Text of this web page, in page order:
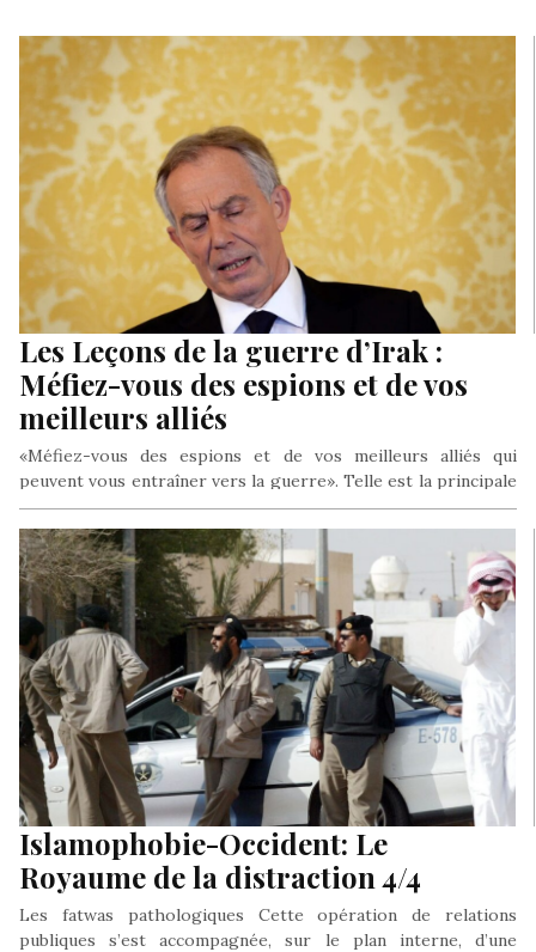
Les Leçons de la guerre d’Irak :
Méfiez-vous des espions et de vos
meilleurs alliés
«Méfiez-vous des espions et de vos meilleurs alliés qui
peuvent vous entraîner vers la guerre». Telle est la principale
recommandation…
Islamophobie-Occident: Le
Royaume de la distraction 4/4
Les fatwas pathologiques Cette opération de relations
publiques s’est accompagnée, sur le plan interne, d’une